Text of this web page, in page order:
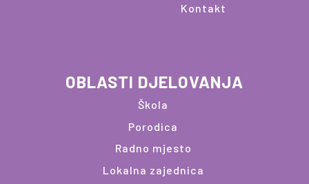
Kontakt
OBLASTI DJELOVANJA
Škola
Porodica
Radno mjesto
Lokalna zajednica